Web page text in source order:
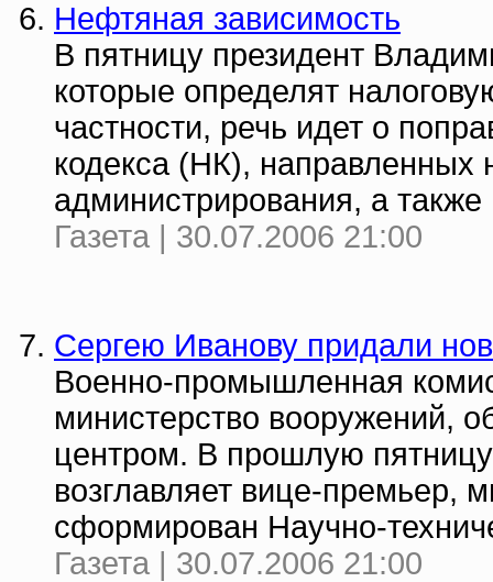
Нефтяная зависимость
В пятницу президент
которые определят
частности, речь идет о
кодекса (НК), направленных
администрирования, а
Газета | 30.07.2006 21:00
Сергею Иванову придали
Военно-промышленная
министерство вооружений,
центром. В прошлую
возглавляет вице-премьер,
сформирован Научно-
Газета | 30.07.2006 21:00